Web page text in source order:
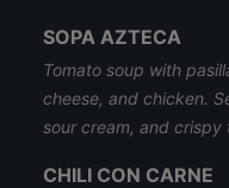
SOPA AZTECA
Tomato soup with
cheese, and chicken.
sour cream, and crispy
CHILI CON CARNE